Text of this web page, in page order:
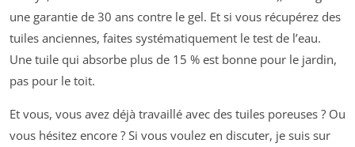
une garantie de 30 ans contre le gel. Et si vous récupérez des
tuiles anciennes, faites systématiquement le test de l’eau.
Une tuile qui absorbe plus de 15 % est bonne pour le jardin,
pas pour le toit.
Et vous, vous avez déjà travaillé avec des tuiles poreuses ? Ou
vous hésitez encore ? Si vous voulez en discuter, je suis sur